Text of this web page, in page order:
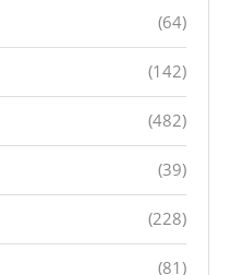
(64)
(142)
(482)
(39)
(228)
(81)